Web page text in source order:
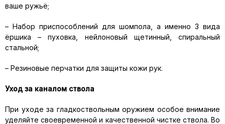
ваше ружьё;
– Набор приспособлений для шомпола, а именно 3 вида
ёршика – пуховка, нейлоновый щетинный, спиральный
стальной;
– Резиновые перчатки для защиты кожи рук.
Уход за каналом ствола
При уходе за гладкоствольным оружием особое внимание
уделяйте своевременной и качественной чистке ствола. Во